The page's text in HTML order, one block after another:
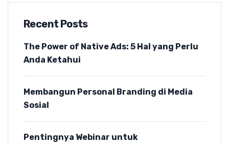
Recent Posts
The Power of Native Ads: 5 Hal yang Perlu
Anda Ketahui
Membangun Personal Branding di Media
Sosial
Pentingnya Webinar untuk